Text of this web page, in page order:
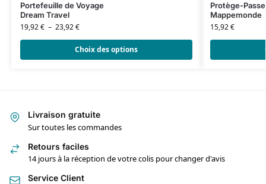
Portefeuille de Voyage
Dream Travel
19,92€ – 23,92€
Choix des options
Protège-
Mappemonde
15,92€
Livraison gratuite
Sur toutes les commandes
Retours faciles
14 jours à la réception de votre colis pour changer d'avis
Service Client